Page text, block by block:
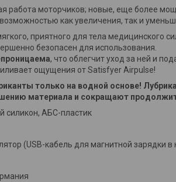
работа моторчиков; новые, еще более
как увеличения, так и
приятного для тела медицинского
безопасен для использования.
, что облегчит уход за ней и
ощущения от Satisfyer Airpulse!
только на водной основе!
материала и сокращают
силикон, АБС-пластик
(USB-кабель для магнитной зарядки в